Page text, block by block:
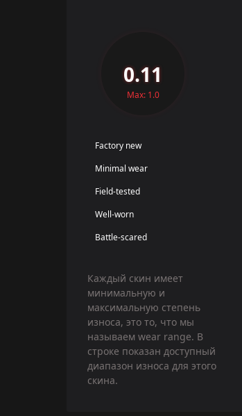
0.11
Max: 1.0
Factory new
Minimal wear
Field-tested
Well-worn
Battle-scared
Каждый скин имеет
минимальную и
максимальную степень
износа, это то, что мы
называем wear range. В
строке показан доступный
диапазон износа для этого
скина.